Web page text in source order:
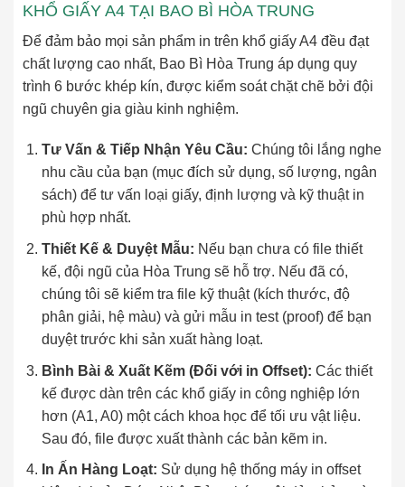
KHỔ GIẤY A4 TẠI BAO BÌ HÒA TRUNG
Để đảm bảo mọi sản phẩm in trên khổ giấy A4 đều đạt
chất lượng cao nhất, Bao Bì Hòa Trung áp dụng quy
trình 6 bước khép kín, được kiểm soát chặt chẽ bởi đội
ngũ chuyên gia giàu kinh nghiệm.
Tư Vấn & Tiếp Nhận Yêu Cầu: Chúng tôi lắng nghe
nhu cầu của bạn (mục đích sử dụng, số lượng, ngân
sách) để tư vấn loại giấy, định lượng và kỹ thuật in
phù hợp nhất.
Thiết Kế & Duyệt Mẫu: Nếu bạn chưa có file thiết
kế, đội ngũ của Hòa Trung sẽ hỗ trợ. Nếu đã có,
chúng tôi sẽ kiểm tra file kỹ thuật (kích thước, độ
phân giải, hệ màu) và gửi mẫu in test (proof) để bạn
duyệt trước khi sản xuất hàng loạt.
Bình Bài & Xuất Kẽm (Đối với in Offset): Các thiết
kế được dàn trên các khổ giấy in công nghiệp lớn
hơn (A1, A0) một cách khoa học để tối ưu vật liệu.
Sau đó, file được xuất thành các bản kẽm in.
In Ấn Hàng Loạt: Sử dụng hệ thống máy in offset